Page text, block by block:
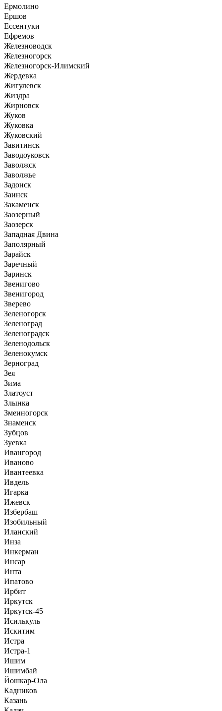
Ермолино
Ершов
Ессентуки
Ефремов
Железноводск
Железногорск
Железногорск-Илимский
Жердевка
Жигулевск
Жиздра
Жирновск
Жуков
Жуковка
Жуковский
Завитинск
Заводоуковск
Заволжск
Заволжье
Задонск
Заинск
Закаменск
Заозерный
Заозерск
Западная Двина
Заполярный
Зарайск
Заречный
Заринск
Звенигово
Звенигород
Зверево
Зеленогорск
Зеленоград
Зеленоградск
Зеленодольск
Зеленокумск
Зерноград
Зея
Зима
Златоуст
Злынка
Змеиногорск
Знаменск
Зубцов
Зуевка
Ивангород
Иваново
Ивантеевка
Ивдель
Игарка
Ижевск
Избербаш
Изобильный
Иланский
Инза
Инкерман
Инсар
Инта
Ипатово
Ирбит
Иркутск
Иркутск-45
Исилькуль
Искитим
Истра
Истра-1
Ишим
Ишимбай
Йошкар-Ола
Кадников
Казань